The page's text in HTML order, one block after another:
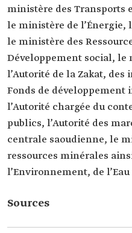
ministère des Transports
le ministère de l’Énergie,
le ministère des
Développement social, le
l’Autorité de la Zakat, des
Fonds de développement
l’Autorité chargée du
publics, l’Autorité des
centrale saoudienne, le
ressources minérales
l’Environnement, de
Sources